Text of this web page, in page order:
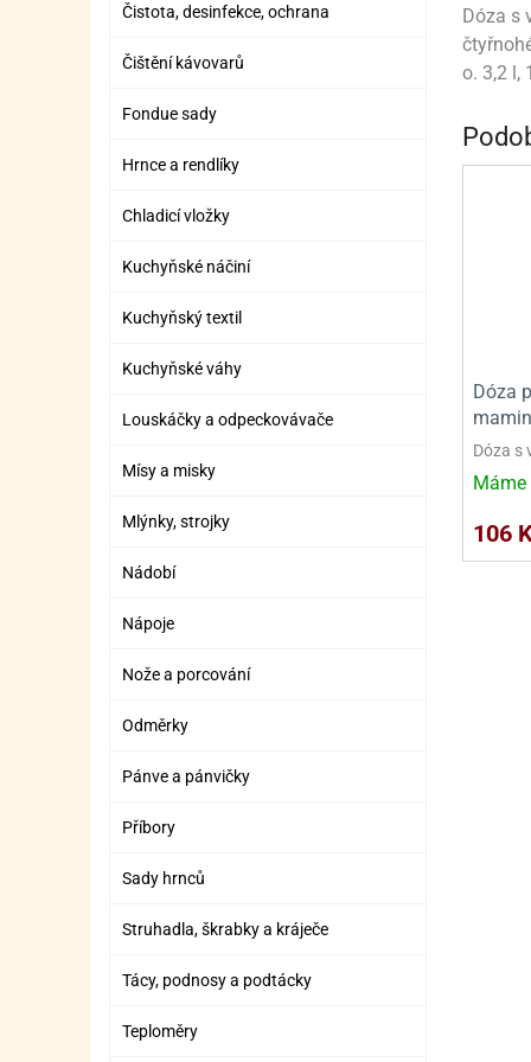
BOXY A TAŠKY NA POMŮCKY
ZÁBAVNÉ HRAČKY, DOPLŇKY
VÝROBA SLIZU
ZÁBAVNÍ PYROTECHNIKA
Čistota, desinfekce, ochrana
Čištění kávovarů
Fondue sady
Hrnce a rendlíky
Chladicí vložky
Kuchyňské náčiní
Kuchyňský textil
Kuchyňské váhy
Louskáčky a odpeckovávače
Mísy a misky
Mlýnky, strojky
Nádobí
Nápoje
Nože a porcování
Odměrky
Pánve a pánvičky
Příbory
Sady hrnců
Struhadla, škrabky a kráječe
Tácy, podnosy a podtácky
Teploměry
Dóza s
o. 3,2 l,
Dóza
Dóza s
Máme
106